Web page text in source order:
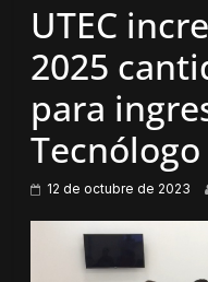
UTEC
2025
para
12 de octubre de 2023